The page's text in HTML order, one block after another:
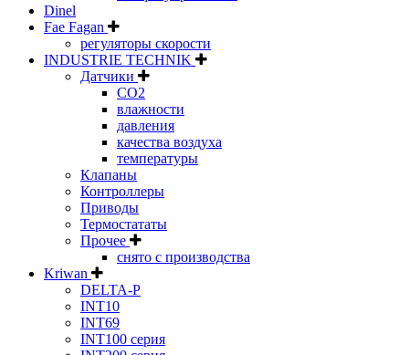
Dinel
Fae Fagan
регуляторы скорости
INDUSTRIE TECHNIK
Датчики
CO2
влажности
давления
качества воздуха
температуры
Клапаны
Контроллеры
Приводы
Термостататы
Прочее
снято с производства
Kriwan
DELTA-P
INT10
INT69
INT100 серия